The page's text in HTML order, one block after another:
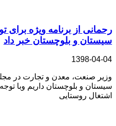
رحمانی از برنامه ویژه
سیستان و بلوچستان خبر داد
1398-04-04
وزیر صنعت، معدن و تجارت در
اشتغال روستایی